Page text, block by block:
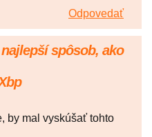
Odpovedať
spôsob, ako
by mal vyskúšať tohto